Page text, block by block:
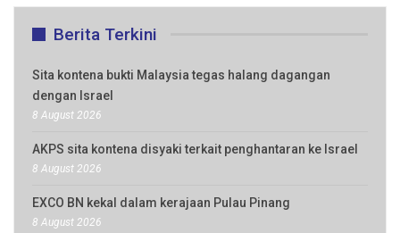
Berita Terkini
Sita kontena bukti Malaysia tegas halang dagangan
dengan Israel
8 August 2026
AKPS sita kontena disyaki terkait penghantaran ke Israel
8 August 2026
EXCO BN kekal dalam kerajaan Pulau Pinang
8 August 2026